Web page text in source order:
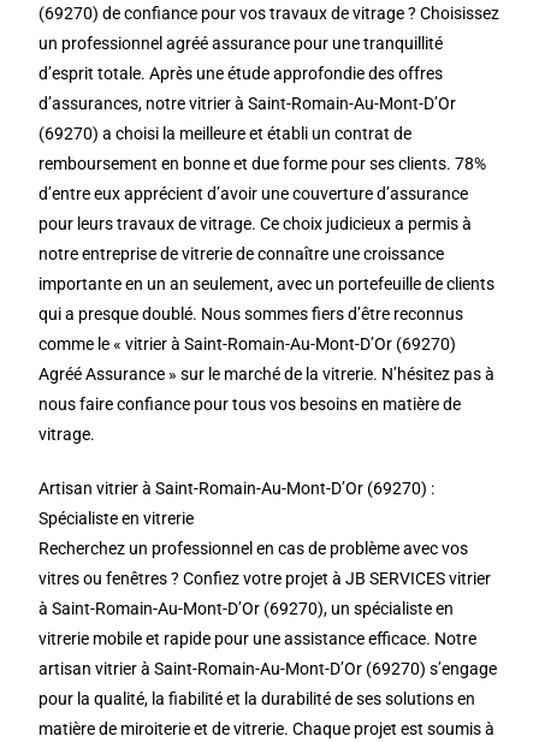
(69270) de confiance pour vos travaux de vitrage ? Choisissez
un professionnel agréé assurance pour une tranquillité
d’esprit totale. Après une étude approfondie des offres
d’assurances, notre vitrier à Saint-Romain-Au-Mont-D’Or
(69270) a choisi la meilleure et établi un contrat de
remboursement en bonne et due forme pour ses clients. 78%
d’entre eux apprécient d’avoir une couverture d’assurance
pour leurs travaux de vitrage. Ce choix judicieux a permis à
notre entreprise de vitrerie de connaître une croissance
importante en un an seulement, avec un portefeuille de clients
qui a presque doublé. Nous sommes fiers d’être reconnus
comme le « vitrier à Saint-Romain-Au-Mont-D’Or (69270)
Agréé Assurance » sur le marché de la vitrerie. N’hésitez pas à
nous faire confiance pour tous vos besoins en matière de
vitrage.
Artisan vitrier à Saint-Romain-Au-Mont-D’Or (69270) :
Spécialiste en vitrerie
Recherchez un professionnel en cas de problème avec vos
vitres ou fenêtres ? Confiez votre projet à JB SERVICES vitrier
à Saint-Romain-Au-Mont-D’Or (69270), un spécialiste en
vitrerie mobile et rapide pour une assistance efficace. Notre
artisan vitrier à Saint-Romain-Au-Mont-D’Or (69270) s’engage
pour la qualité, la fiabilité et la durabilité de ses solutions en
matière de miroiterie et de vitrerie. Chaque projet est soumis à